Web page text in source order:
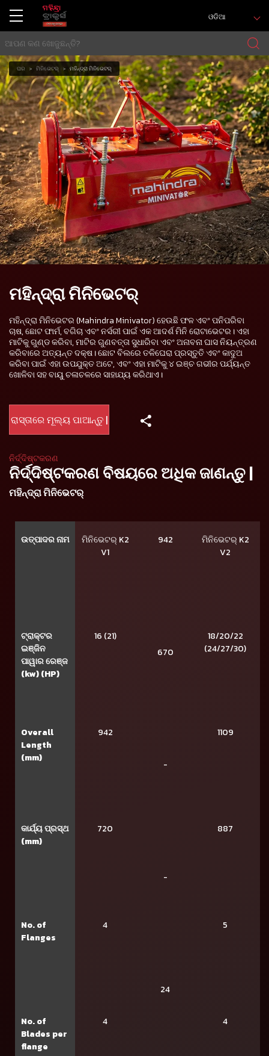
ଓଡିଆ
ଘର ମିନିଭେଟର୍ ମହିନ୍ଦ୍ରା ମିନିଭେଟର୍
ମହିନ୍ଦ୍ରା ମିନିଭେଟର୍
ମହିନ୍ଦ୍ରା ମିନିଭେଟର (Mahindra Minivator) ହେଉଛି ଫଳ ଏବଂ ପନିପରିବା
ଚାଷ, ଛୋଟ ଫାର୍ମ, ବଗିଚା ଏବଂ ନର୍ସରୀ ପାଇଁ ଏକ ଆଦର୍ଶ ମିନି ରୋଟାଭେଟର। ଏହା
ମାଟିକୁ ଗୁଣ୍ଡ କରିବା, ମାଟିର ଗୁଣବତ୍ତା ସୁଧାରିବା ଏବଂ ଅନାବନା ଘାସ ନିୟନ୍ତ୍ରଣ
କରିବାରେ ଅତ୍ୟନ୍ତ ଦକ୍ଷ। ଛୋଟ ବିଲରେ ତଳିଘେରା ପ୍ରସ୍ତୁତି ଏବଂ କାଦୁଅ
କରିବା ପାଇଁ ଏହା ଉପଯୁକ୍ତ ଅଟେ, ଏବଂ ଏହା ମାଟିକୁ ୪ ଇଞ୍ଚ ଗଭୀର ପର୍ଯ୍ୟନ୍ତ
ଖୋଳିବା ସହ ବାୟୁ ଚଳାଚଳରେ ସାହାଯ୍ୟ କରିଥାଏ।
ରାସ୍ତାରେ ମୂଲ୍ୟ ପାଆନ୍ତୁ |
ନିର୍ଦ୍ଦିଷ୍ଟକରଣ
ନିର୍ଦ୍ଦିଷ୍ଟକରଣ ବିଷୟରେ ଅଧିକ ଜାଣନ୍ତୁ |
ମହିନ୍ଦ୍ରା ମିନିଭେଟର୍
ଉତ୍ପାଦର ନାମ
ଟ୍ରାକ୍ଟର
ଇଞ୍ଜିନ
ପାୱାର ରେଞ୍ଜ
(kw) (HP)
Overall
Length
(mm)
କାର୍ଯ୍ୟ ପ୍ରସ୍ଥ
(mm)
No. of
Flanges
No. of
Blades per
flange
ମିନିଭେଟର୍ K2
V1
16 (21)
942
720
4
4
942
670
-
-
24
ମିନିଭେଟର୍ K2
V2
18/20/22
(24/27/30)
1109
887
5
4